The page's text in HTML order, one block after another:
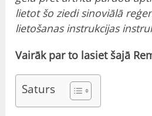
lietot šo ziedi sinoviālā
lietošanas instrukcijas
Vairāk par to lasiet šajā
Saturs